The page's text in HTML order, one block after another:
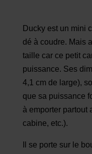
Ducky est un mini
dé à coudre. Mais
taille car ce petit
puissance. Ses
4,1 cm de large),
que sa puissance
à emporter partout
cabine, etc.).
Il se porte sur le